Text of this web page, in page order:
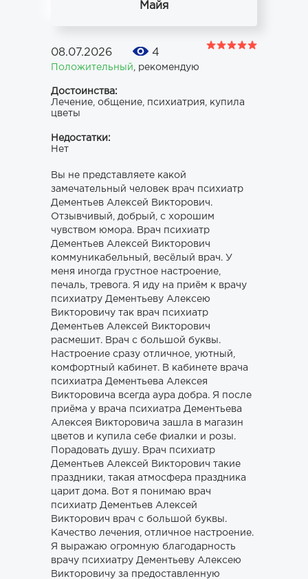
Майя
08.07.2026 4
Положительный рекомендую
Достоинства:
Лечение, общение, психиатрия, купила
цветы
Недостатки:
Нет
Вы не представляете какой
замечательный человек врач психиатр
Дементьев Алексей Викторович.
Отзывчивый, добрый, с хорошим
чувством юмора. Врач психиатр
Дементьев Алексей Викторович
коммуникабельный, весёлый врач. У
меня иногда грустное настроение,
печаль, тревога. Я иду на приём к врачу
психиатру Дементьеву Алексею
Викторовичу так врач психиатр
Дементьев Алексей Викторович
расмешит. Врач с большой буквы.
Настроение сразу отличное, уютный,
комфортный кабинет. В кабинете врача
психиатра Дементьева Алексея
Викторовича всегда аура добра. Я после
приёма у врача психиатра Дементьева
Алексея Викторовича зашла в магазин
цветов и купила себе фиалки и розы.
Порадовать душу. Врач психиатр
Дементьев Алексей Викторович такие
праздники, такая атмосфера праздника
царит дома. Вот я понимаю врач
психиатр Дементьев Алексей
Викторович врач с большой буквы.
Качество лечения, отличное настроение.
Я выражаю огромную благодарность
врачу психиатру Дементьеву Алексею
Викторовичу за предоставленную